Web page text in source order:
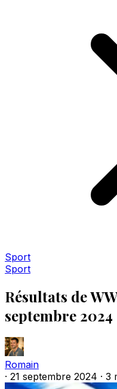
Sport
Sport
Résultats de
septembre 2024
Romain
· 21 septembre 2024 · 3